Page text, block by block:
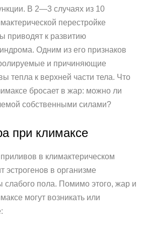
В 2—3 случаях из 10
перестройке
приводят к развитию
Одним из его признаков
и причиняющие
тепла к верхней части тела. Что
бросает в жар: можно ли
собственными силами?
при климаксе
в климактерическом
в организме
слабого пола. Помимо этого, жар и
могут возникать или